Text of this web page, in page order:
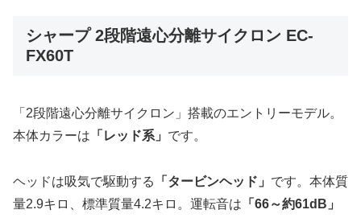
シャープ 2段階遠心分離サイクロン EC-
FX60T
「2段階遠心分離サイクロン」搭載のエントリーモデル。
本体カラーは 「レッド系」 です。
ヘッドは吸気で駆動する 「タービンヘッド」 です。本体質
量2.9キロ、標準質量4.2キロ。運転音は 「66～約61dB」